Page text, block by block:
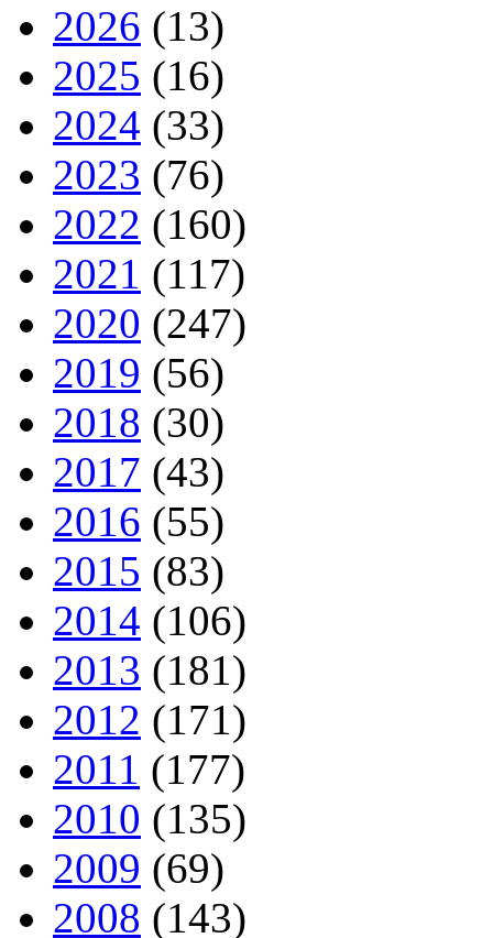
2026 (13)
2025 (16)
2024 (33)
2023 (76)
2022 (160)
2021 (117)
2020 (247)
2019 (56)
2018 (30)
2017 (43)
2016 (55)
2015 (83)
2014 (106)
2013 (181)
2012 (171)
2011 (177)
2010 (135)
2009 (69)
2008 (143)